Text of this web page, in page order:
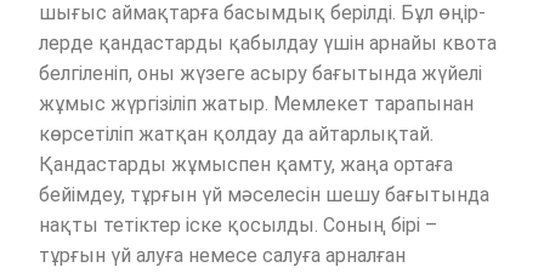
шығыс аймақтарға басымдық берілді. Бұл өңір­
лерде қандастарды қабылдау үшін арнайы квота
белгіленіп, оны жүзеге асыру бағытында жүйелі
жұмыс жүргізіліп жатыр. Мемлекет тарапынан
көрсетіліп жатқан қолдау да айтарлықтай.
Қандастарды жұмыспен қамту, жаңа ортаға
бейімдеу, тұрғын үй мәселесін шешу бағытында
нақты тетіктер іске қосылды. Соның бірі –
тұрғын үй алуға немесе салуға арналған